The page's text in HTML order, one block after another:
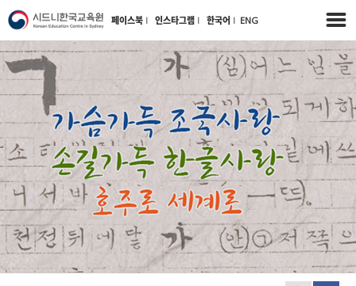
페이스북 l 인스타그램 l 한국어 l ENG